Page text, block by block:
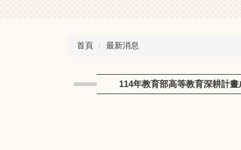
首頁 最新消息
114年教育部高等教育深耕計